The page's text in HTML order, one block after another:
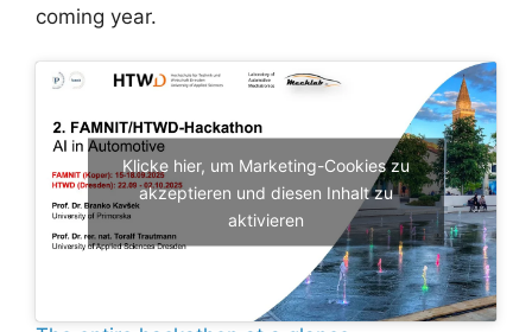
coming year.
Klicke hier, um Marketing-Cookies zu
akzeptieren und diesen Inhalt zu
aktivieren